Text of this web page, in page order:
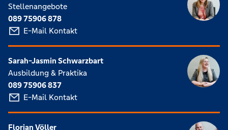
Stellenangebote
089 75906 878
E-Mail Kontakt
Sarah-Jasmin Schwarzbart
Ausbildung & Praktika
089 75906 837
E-Mail Kontakt
Florian Völler